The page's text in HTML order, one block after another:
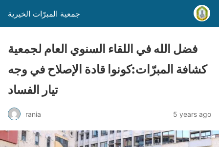
جمعية المبرّات الخيرية
فضل الله في اللقاء السنوي العام لجمعية
كشافة المبرّات:كونوا قادة الإصلاح في وجه
تيار الفساد
rania 5 years ago